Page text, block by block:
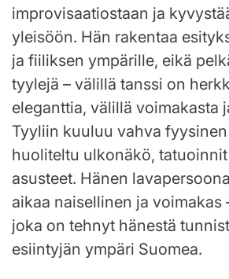
improvisaatiostaan ja
yleisöön. Hän rakentaa
ja fiiliksen ympärille, eikä
tyylejä – välillä tanssi on
eleganttia, välillä voimakasta
Tyyliin kuuluu vahva
huoliteltu ulkonäkö,
asusteet. Hänen
aikaa naisellinen ja voimakas
joka on tehnyt hänestä
esiintyjän ympäri Suomea.